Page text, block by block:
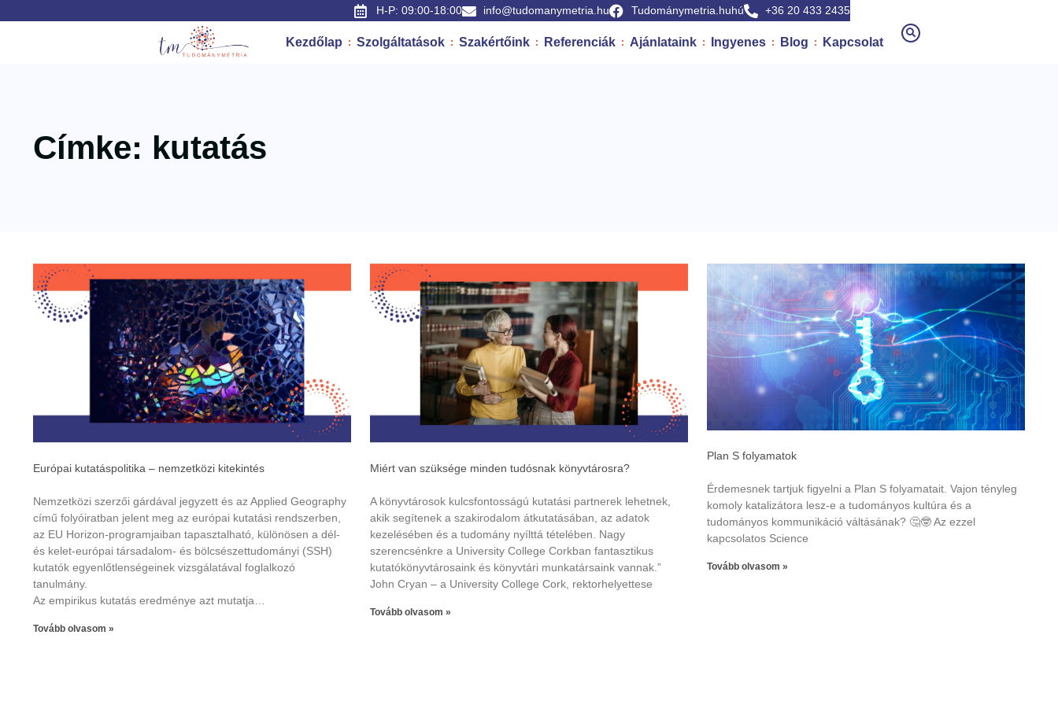
+36 20 433 2435
Tudománymetria.huhú
info@tudomanymetria.hu
H-P: 09:00-18:00
Kezdőlap Szolgáltatások Szakértőink Referenciák Ajánlataink Ingyenes Blog Kapcsolat
Címke: kutatás
Európai kutatáspolitika – nemzetközi kitekintés
Nemzetközi szerzői gárdával jegyzett és az Applied Geography
című folyóiratban jelent meg az európai kutatási rendszerben,
az EU Horizon-programjaiban tapasztalható, különösen a dél-
és kelet-európai társadalom- és bölcsészettudományi (SSH)
kutatók egyenlőtlenségeinek vizsgálatával foglalkozó
tanulmány.
Az empirikus kutatás eredménye azt mutatja…
Tovább olvasom »
Miért van szüksége minden tudósnak könyvtárosra?
A könyvtárosok kulcsfontosságú kutatási partnerek lehetnek,
akik segítenek a szakirodalom átkutatásában, az adatok
kezelésében és a tudomány nyílttá tételében. Nagy
szerencsénkre a University College Corkban fantasztikus
kutatókönyvtárosaink és könyvtári munkatársaink vannak.”
John Cryan – a University College Cork, rektorhelyettese
Tovább olvasom »
Plan S folyamatok
Érdemesnek tartjuk figyelni a Plan S folyamatait. Vajon tényleg
komoly katalizátora lesz-e a tudományos kultúra és a
tudományos kommunikáció váltásának? 🤔🤓 Az ezzel
kapcsolatos Science
Tovább olvasom »